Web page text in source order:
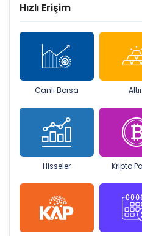
Hızlı Erişim
Canlı Borsa
Hisseler Kripto